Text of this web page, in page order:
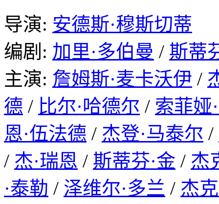
导演: 安德斯·穆斯切蒂
编剧: 加里·多伯曼 / 斯蒂
主演: 詹姆斯·麦卡沃伊 /
德 / 比尔·哈德尔 / 索菲娅
恩·伍法德 / 杰登·马泰尔 /
/ 杰·瑞恩 / 斯蒂芬·金 / 杰
·泰勒 / 泽维尔·多兰 / 杰